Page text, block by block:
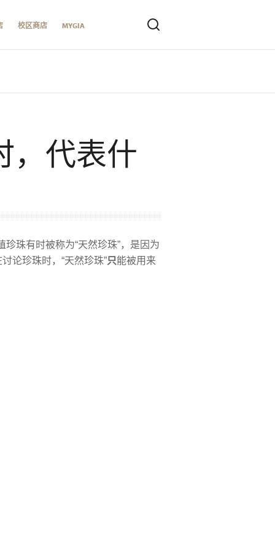
校区商店 MYGIA
，代表什
珠有时被称为“天然珍珠”，是因为
论珍珠时，“天然珍珠”只能被用来